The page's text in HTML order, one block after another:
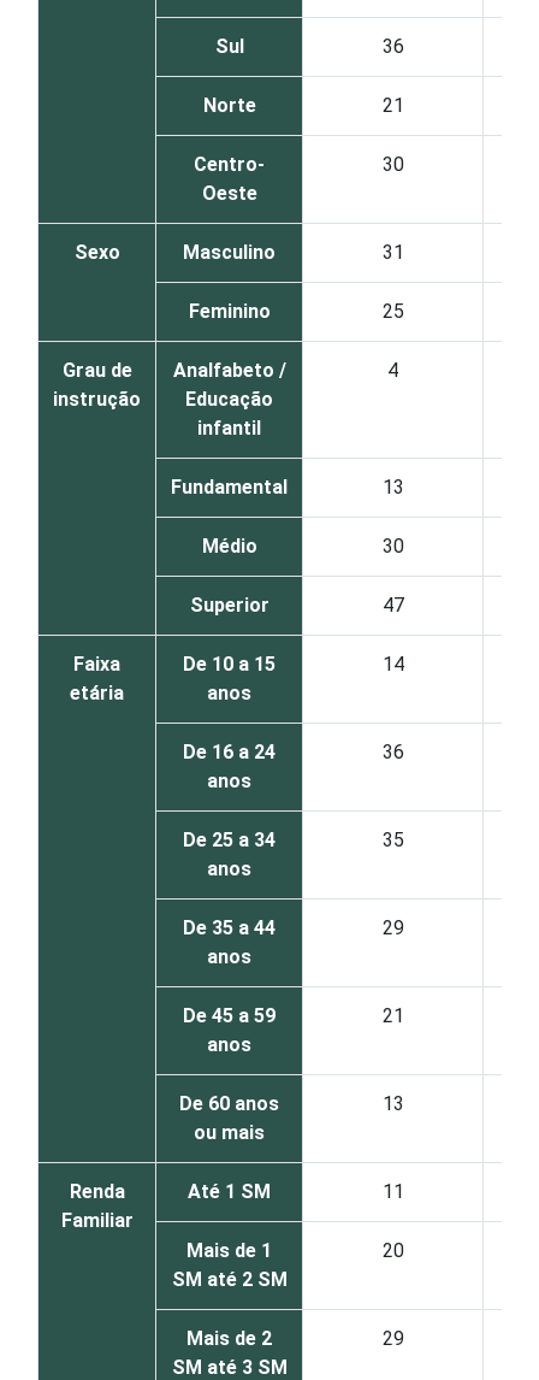
Sul 36
Norte 21
Centro-
Oeste
30
Sexo Masculino 31
Feminino 25
Grau de
instrução
Analfabeto /
Educação
infantil
4
Fundamental 13
Médio 30
Superior 47
Faixa
etária
De 10 a 15
anos
14
De 16 a 24
anos
36
De 25 a 34
anos
35
De 35 a 44
anos
29
De 45 a 59
anos
21
De 60 anos
ou mais
13
Renda
Familiar
Até 1 SM 11
Mais de 1
SM até 2 SM
20
Mais de 2
SM até 3 SM
29